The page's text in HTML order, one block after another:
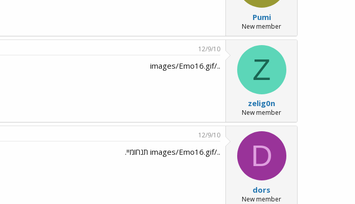
Pumi
New member
Z
zelig0n
New member
12/9/10
../images/Emo16.gif
D
dors
New member
12/9/10
../images/Emo16.gif תנחומיי.